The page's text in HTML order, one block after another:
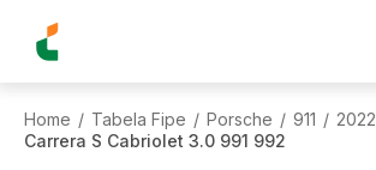
Home / Tabela Fipe / Porsche / 911 / 2022
Carrera S Cabriolet 3.0 991 992